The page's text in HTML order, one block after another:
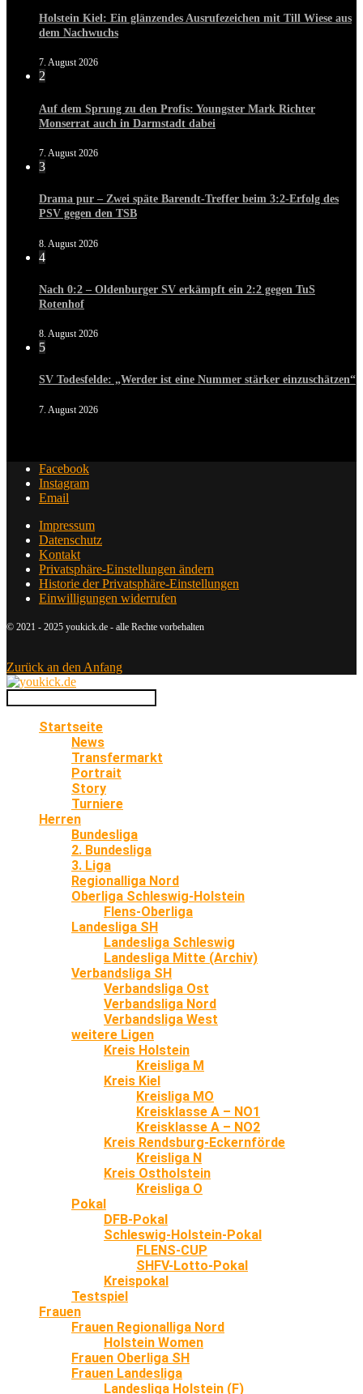
Holstein Kiel: Ein glänzendes Ausrufezeichen mit Till Wiese aus
dem Nachwuchs
7. August 2026
2
Auf dem Sprung zu den Profis: Youngster Mark Richter
Monserrat auch in Darmstadt dabei
7. August 2026
3
Drama pur – Zwei späte Barendt-Treffer beim 3:2-Erfolg des
PSV gegen den TSB
8. August 2026
4
Nach 0:2 – Oldenburger SV erkämpft ein 2:2 gegen TuS
Rotenhof
8. August 2026
5
SV Todesfelde: „Werder ist eine Nummer stärker einzuschätzen“
7. August 2026
Facebook
Instagram
Email
Impressum
Datenschutz
Kontakt
Privatsphäre-Einstellungen ändern
Historie der Privatsphäre-Einstellungen
Einwilligungen widerrufen
© 2021 - 2025 youkick.de - alle Rechte vorbehalten
Zurück an den Anfang
Startseite
News
Transfermarkt
Portrait
Story
Turniere
Herren
Bundesliga
2. Bundesliga
3. Liga
Regionalliga Nord
Oberliga Schleswig-Holstein
Flens-Oberliga
Landesliga SH
Landesliga Schleswig
Landesliga Mitte (Archiv)
Verbandsliga SH
Verbandsliga Ost
Verbandsliga Nord
Verbandsliga West
weitere Ligen
Kreis Holstein
Kreisliga M
Kreis Kiel
Kreisliga MO
Kreisklasse A – NO1
Kreisklasse A – NO2
Kreis Rendsburg-Eckernförde
Kreisliga N
Kreis Ostholstein
Kreisliga O
Pokal
DFB-Pokal
Schleswig-Holstein-Pokal
FLENS-CUP
SHFV-Lotto-Pokal
Kreispokal
Testspiel
Frauen
Frauen Regionalliga Nord
Holstein Women
Frauen Oberliga SH
Frauen Landesliga
Landesliga Holstein (F)